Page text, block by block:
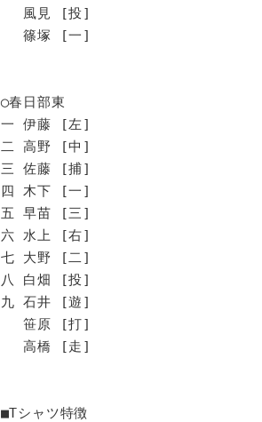
風見 [投]
篠塚 [一]
◯春日部東
一 伊藤 [左]
二 高野 [中]
三 佐藤 [捕]
四 木下 [一]
五 早苗 [三]
六 水上 [右]
七 大野 [二]
八 白畑 [投]
九 石井 [遊]
笹原 [打]
高橋 [走]
■Tシャツ特徴